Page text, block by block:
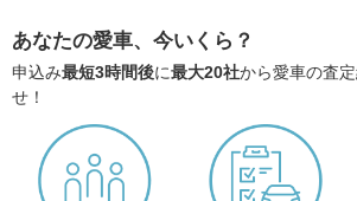
あなたの愛車、今いくら？
申込み最短3時間後に最大20社から愛車の査
せ！